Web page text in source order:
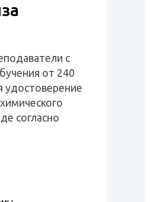
с
от 240
удостоверение
согласно